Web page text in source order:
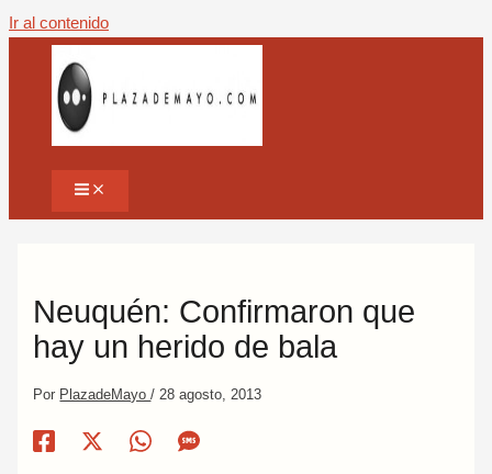
Ir al contenido
Neuquén: Confirmaron que
hay un herido de bala
Por PlazadeMayo/ 28 agosto, 2013